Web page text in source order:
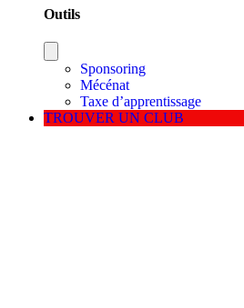
Outils
Sponsoring
Mécénat
Taxe d’apprentissage
TROUVER UN CLUB